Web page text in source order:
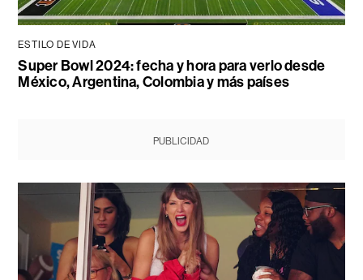
ESTILO DE VIDA
Super Bowl 2024: fecha y hora para verlo desde
México, Argentina, Colombia y más países
PUBLICIDAD